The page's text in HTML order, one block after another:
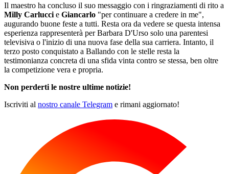
Il maestro ha concluso il suo messaggio con i ringraziamenti di rito a
Milly Carlucci e Giancarlo "per continuare a credere in me",
augurando buone feste a tutti. Resta ora da vedere se questa intensa
esperienza rappresenterà per Barbara D'Urso solo una parentesi
televisiva o l'inizio di una nuova fase della sua carriera. Intanto, il
terzo posto conquistato a Ballando con le stelle resta la
testimonianza concreta di una sfida vinta contro se stessa, ben oltre
la competizione vera e propria.
Non perderti le nostre ultime notizie!
Iscriviti al nostro canale Telegram e rimani aggiornato!